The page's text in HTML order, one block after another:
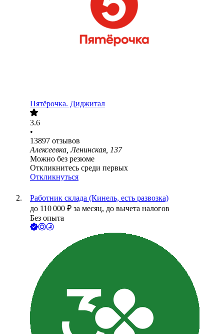
Пятёрочка. Диджитал
3.6
•
13897 отзывов
Алексеевка, Ленинская, 137
Можно без резюме
Откликнитесь среди первых
Откликнуться
Работник склада (Кинель, есть развозка)
до 110 000 ₽ за месяц, до вычета налогов
Без опыта